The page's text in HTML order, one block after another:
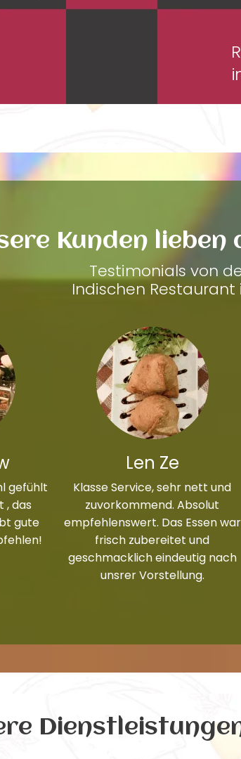
Kunden lieben
Testimonials von
Indischen
gefühlt
, das
gute
Len Ze
Klasse Service, sehr nett und
zuvorkommend. Absolut
empfehlenswert. Das Essen war
frisch zubereitet und
geschmacklich eindeutig nach
unsrer Vorstellung.